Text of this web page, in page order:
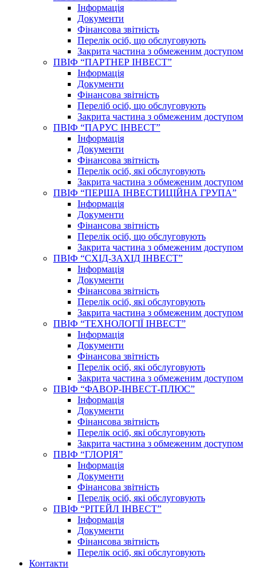
Інформація
Документи
Фінансова звітність
Перелік осіб, що обслуговують
Закрита частина з обмеженим доступом
ПВІФ “ПАРТНЕР ІНВЕСТ”
Інформація
Документи
Фінансова звітність
Переліб осіб, що обслуговують
Закрита частина з обмеженим доступом
ПВІФ “ПАРУС ІНВЕСТ”
Інформація
Документи
Фінансова звітність
Перелік осіб, які обслуговують
Закрита частина з обмеженим доступом
ПВІФ “ПЕРША ІНВЕСТИЦІЙНА ГРУПА”
Інформація
Документи
Фінансова звітність
Перелік осіб, що обслуговують
Закрита частина з обмеженим доступом
ПВІФ “СХІД-ЗАХІД ІНВЕСТ”
Інформація
Документи
Фінансова звітність
Перелік осіб, які обслуговують
Закрита частина з обмеженим доступом
ПВІФ “ТЕХНОЛОГІЇ ІНВЕСТ”
Інформація
Документи
Фінансова звітність
Перелік осіб, які обслуговують
Закрита частина з обмеженим доступом
ПВІФ “ФАВОР-ІНВЕСТ-ПЛЮС”
Інформація
Документи
Фінансова звітність
Перелік осіб, які обслуговують
Закрита частина з обмеженим доступом
ПВІФ “ГЛОРІЯ”
Інформація
Документи
Фінансова звітність
Перелік осіб, які обслуговують
ПВІФ “РІТЕЙЛ ІНВЕСТ”
Інформація
Документи
Фінансова звітність
Перелік осіб, які обслуговують
Контакти